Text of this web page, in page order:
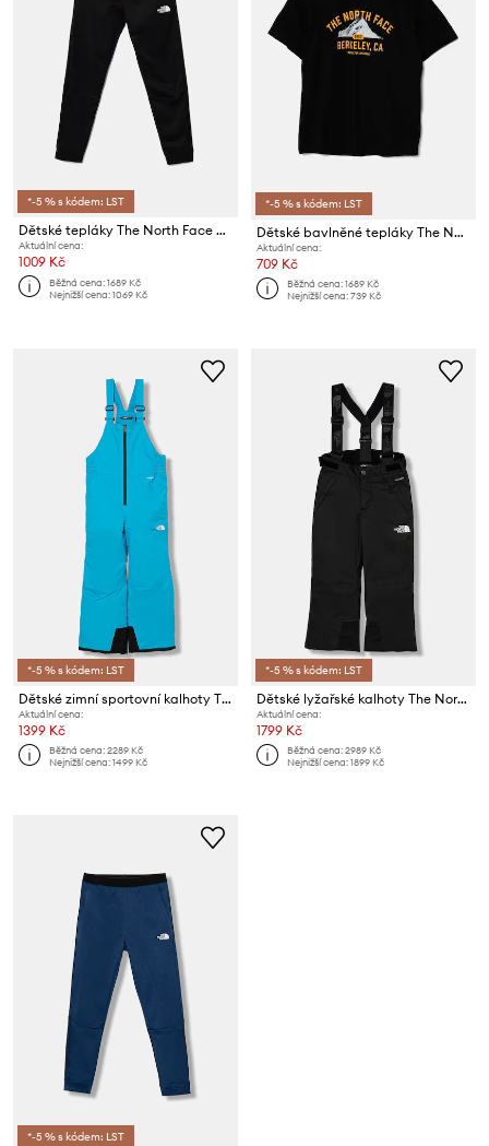
*-5 % s kódem: LST
Dětské tepláky The North Face MOUNTAIN ATHLETICS JOGGERS
Aktuální cena:
1009 Kč
Běžná cena:1689 Kč
Nejnižší cena:1069 Kč
*-5 % s kódem: LST
Dětské bavlněné tepláky The North Face SLIM FIT JOGGERS
Aktuální cena:
709 Kč
Běžná cena:1689 Kč
Nejnižší cena:739 Kč
*-5 % s kódem: LST
Dětské zimní sportovní kalhoty The North Face KID FREEDOM INSULATED BIB
Aktuální cena:
1399 Kč
Běžná cena:2289 Kč
Nejnižší cena:1499 Kč
*-5 % s kódem: LST
Dětské lyžařské kalhoty The North Face TEEN SNOWQUEST SUSPENDER PANT
Aktuální cena:
1799 Kč
Běžná cena:2989 Kč
Nejnižší cena:1899 Kč
*-5 % s kódem: LST